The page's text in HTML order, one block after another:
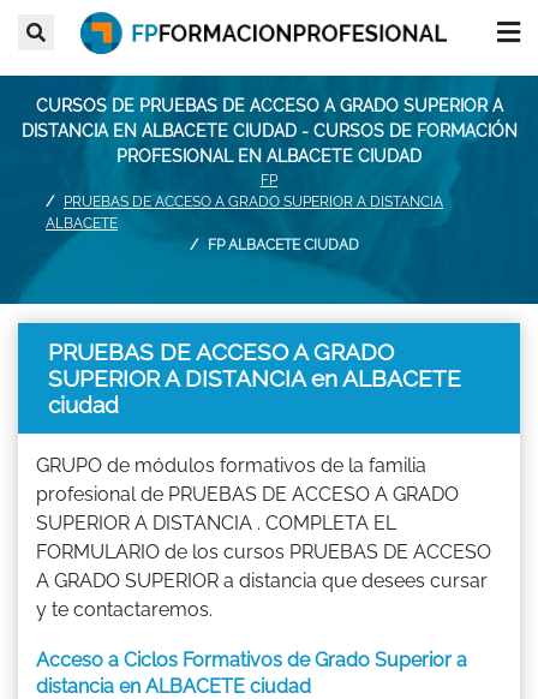
CURSOS DE PRUEBAS DE ACCESO A GRADO SUPERIOR A
DISTANCIA EN ALBACETE CIUDAD - CURSOS DE FORMACIÓN
PROFESIONAL EN ALBACETE CIUDAD
FP
PRUEBAS DE ACCESO A GRADO SUPERIOR A DISTANCIA
ALBACETE
FP ALBACETE CIUDAD
PRUEBAS DE ACCESO A GRADO
SUPERIOR A DISTANCIA en ALBACETE
ciudad
GRUPO de módulos formativos de la familia
profesional de PRUEBAS DE ACCESO A GRADO
SUPERIOR A DISTANCIA . COMPLETA EL
FORMULARIO de los cursos PRUEBAS DE ACCESO
A GRADO SUPERIOR a distancia que desees cursar
y te contactaremos.
Acceso a Ciclos Formativos de Grado Superior a
distancia en ALBACETE ciudad